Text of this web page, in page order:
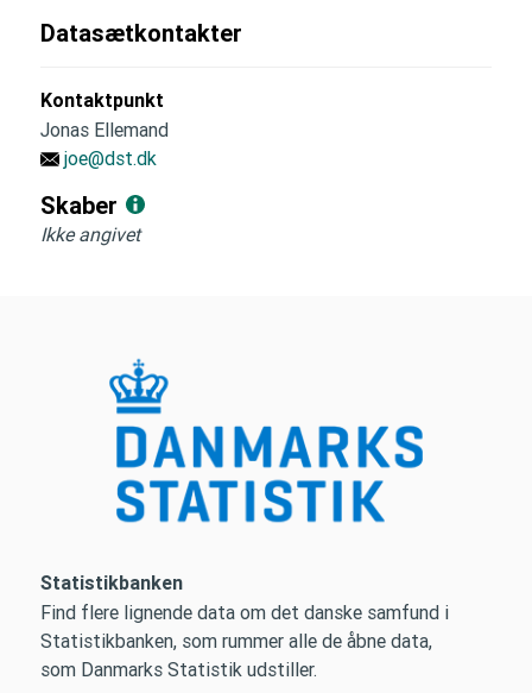
Datasætkontakter
Kontaktpunkt
Jonas Ellemand
joe@dst.dk
Skaber
Ikke angivet
Statistikbanken
Find flere lignende data om det danske samfund i
Statistikbanken, som rummer alle de åbne data,
som Danmarks Statistik udstiller.